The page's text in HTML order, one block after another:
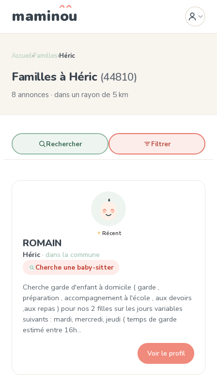
maminou
Accueil›Familles›Héric
Familles à Héric (44810)
8 annonces · dans un rayon de 5 km
Rechercher Filtrer
Récent
ROMAIN
Héric dans la commune
Cherche une baby-sitter
Cherche garde d'enfant à domicile ( garde ,
préparation , accompagnement à l'école , aux devoirs
,aux repas ) pour nos 2 filles sur les jours variables
suivants : mardi, mercredi, jeudi ( temps de garde
estimé entre 16h…
Voir le profil